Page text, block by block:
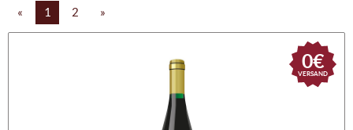
« 1 2 »
0€
VERSAND